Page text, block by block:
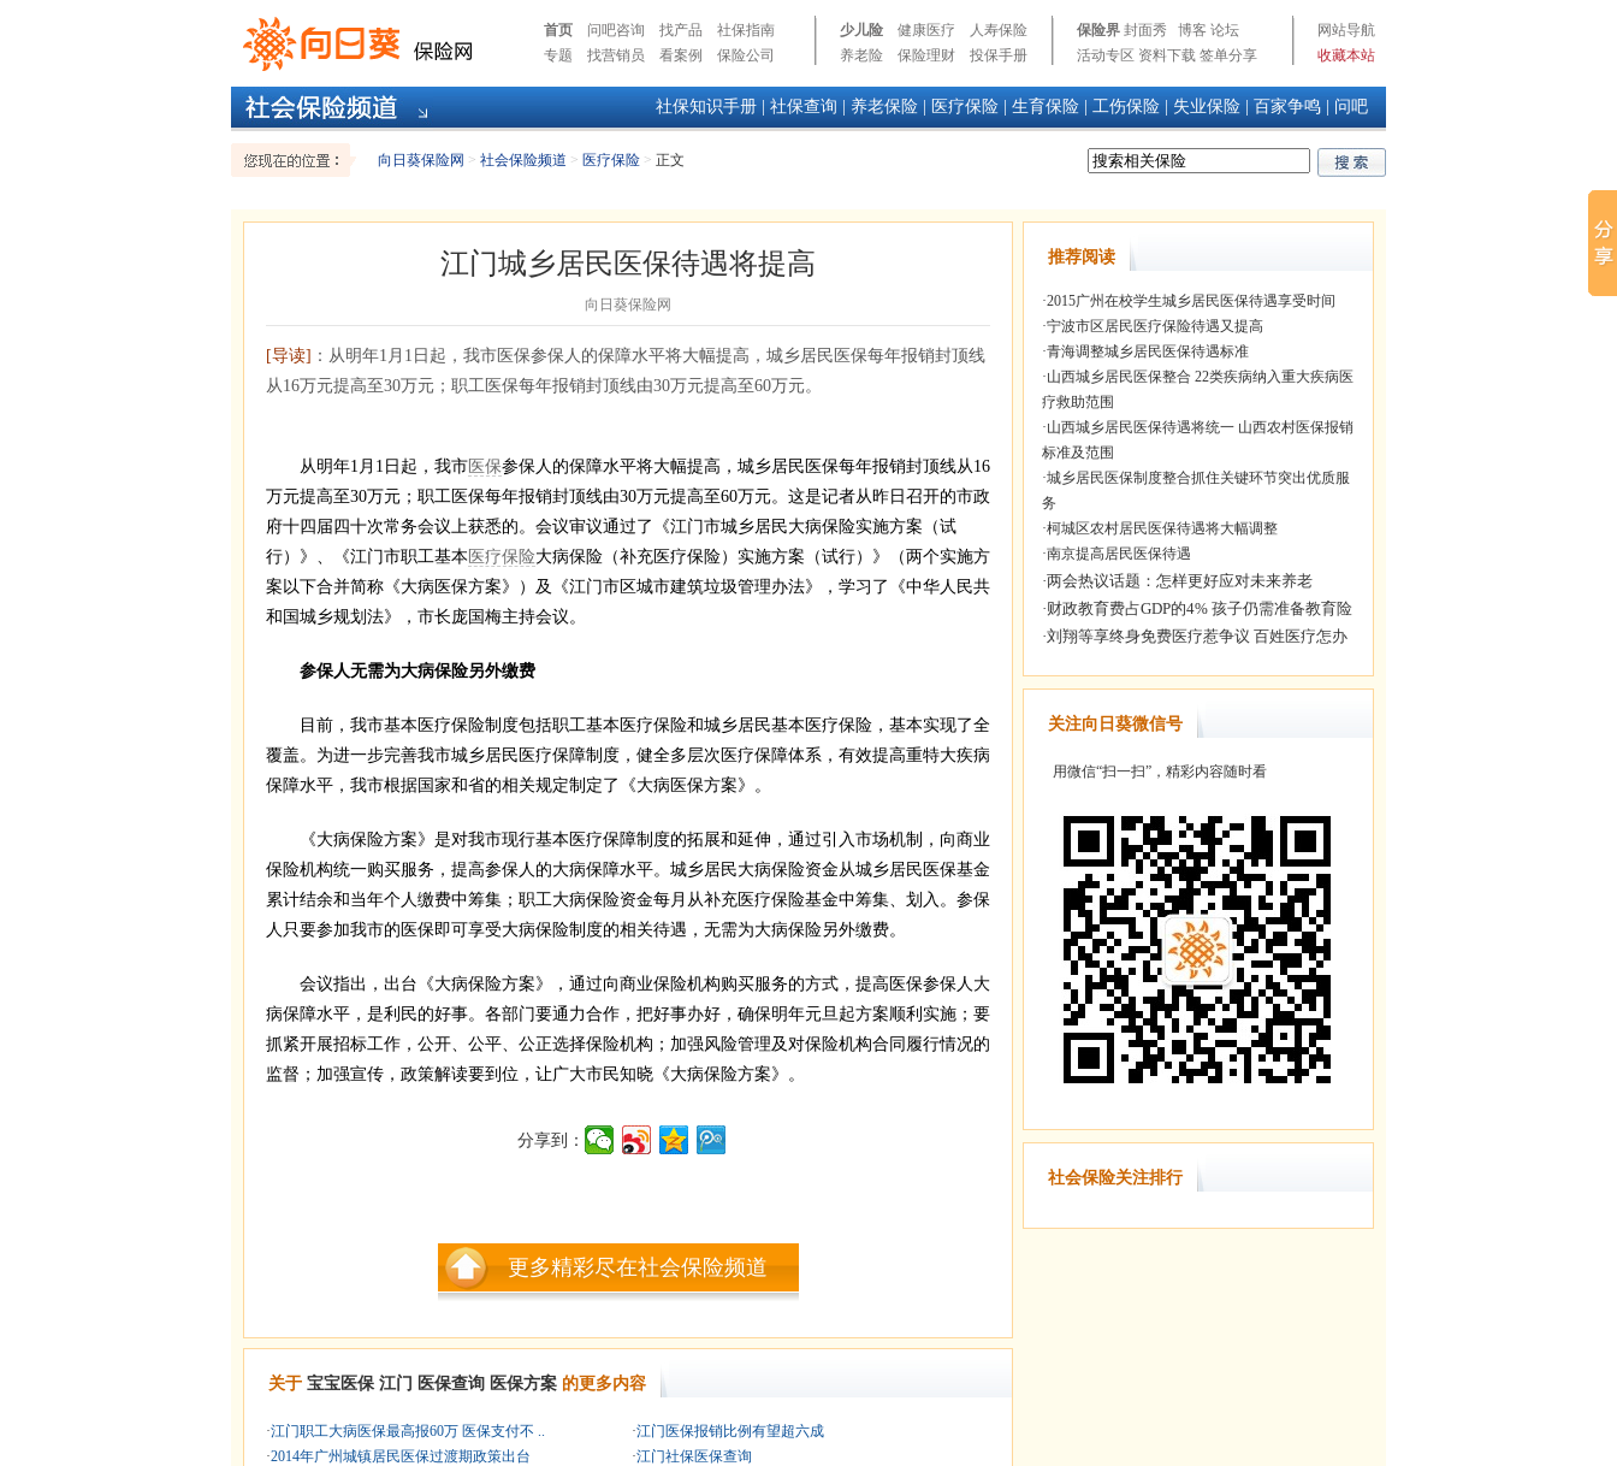
首页 问吧咨询 找产品
社保指南
专题
找营销员 看案例 保险公司
少儿险 健康医疗
人寿保险
养老险
保险理财 投保手册
保险界 封面秀 博客 论坛
活动专区 资料下载 签单分享
网站导航
收藏本站
社保知识手册 社保查询 养老保险 医疗保险 生育保险 工伤保险 失业保险 百家争鸣 问吧
向日葵保险网 > 社会保险频道 > 医疗保险 > 正文
江门城乡居民医保待遇将提高
向日葵保险网
[导读] ：从明年1月1日起，我市医保参保人的保障水平将大幅提高，城乡居民医保每年报销封顶线
从16万元提高至30万元；职工医保每年报销封顶线由30万元提高至60万元。
从明年1月1日起，我市 医保参保人的保障水平将大幅提高，城乡居民医保每年报销封顶线从16
万元提高至30万元；职工医保每年报销封顶线由30万元提高至60万元。这是记者从昨日召开的市政
府十四届四十次常务会议上获悉的。会议审议通过了《江门市城乡居民大病保险实施方案（试
行）》、《江门市职工基本 医疗保险大病保险（补充医疗保险）实施方案（试行）》（两个实施方
案以下合并简称《大病医保方案》）及《江门市区城市建筑垃圾管理办法》，学习了《中华人民共
和国城乡规划法》，市长庞国梅主持会议。
参保人无需为大病保险另外缴费
目前，我市基本医疗保险制度包括职工基本医疗保险和城乡居民基本医疗保险，基本实现了全
覆盖。为进一步完善我市城乡居民医疗保障制度，健全多层次医疗保障体系，有效提高重特大疾病
保障水平，我市根据国家和省的相关规定制定了《大病医保方案》。
《大病保险方案》是对我市现行基本医疗保障制度的拓展和延伸，通过引入市场机制，向商业
保险机构统一购买服务，提高参保人的大病保障水平。城乡居民大病保险资金从城乡居民医保基金
累计结余和当年个人缴费中筹集；职工大病保险资金每月从补充医疗保险基金中筹集、划入。参保
人只要参加我市的医保即可享受大病保险制度的相关待遇，无需为大病保险另外缴费。
会议指出，出台《大病保险方案》，通过向商业保险机构购买服务的方式，提高医保参保人大
病保障水平，是利民的好事。各部门要通力合作，把好事办好，确保明年元旦起方案顺利实施；要
抓紧开展招标工作，公开、公平、公正选择保险机构；加强风险管理及对保险机构合同履行情况的
监督；加强宣传，政策解读要到位，让广大市民知晓《大病保险方案》。
分享到：
更多精彩尽在社会保险频道
关于 宝宝医保 江门 医保查询 医保方案 的更多内容
·江门职工大病医保最高报60万 医保支付不 ..
·2014年广州城镇居民医保过渡期政策出台
·江门医保报销比例有望超六成
·江门社保医保查询
推荐阅读
·2015广州在校学生城乡居民医保待遇享受时间
·宁波市区居民医疗保险待遇又提高
·青海调整城乡居民医保待遇标准
·山西城乡居民医保整合 22类疾病纳入重大疾病医
疗救助范围
·山西城乡居民医保待遇将统一 山西农村医保报销
标准及范围
·城乡居民医保制度整合抓住关键环节突出优质服
务
·柯城区农村居民医保待遇将大幅调整
·南京提高居民医保待遇
关注向日葵微信号
用微信“扫一扫”，精彩内容随时看
社会保险关注排行